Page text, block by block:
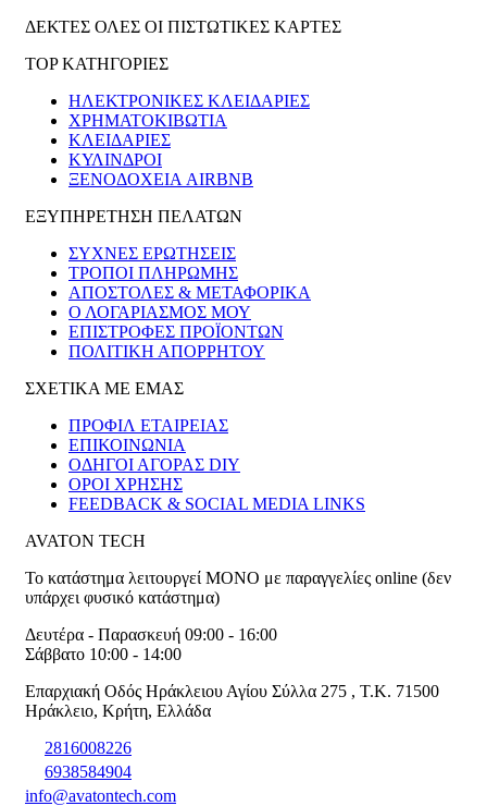
ΔΕΚΤΕΣ ΟΛΕΣ ΟΙ ΠΙΣΤΩΤΙΚΕΣ ΚΑΡΤΕΣ
TOP ΚΑΤΗΓΟΡΙΕΣ
ΗΛΕΚΤΡΟΝΙΚΈΣ ΚΛΕΙΔΑΡΙΈΣ
ΧΡΗΜΑΤΟΚΙΒΏΤΙΑ
ΚΛΕΙΔΑΡΙΈΣ
ΚΎΛΙΝΔΡΟΙ
ΞΕΝΟΔΟΧΕΊΑ AIRBNB
ΕΞΥΠΗΡΕΤΗΣΗ ΠΕΛΑΤΩΝ
ΣΥΧΝΕΣ ΕΡΩΤΗΣΕΙΣ
ΤΡΟΠΟΙ ΠΛΗΡΩΜΗΣ
ΑΠΟΣΤΟΛΕΣ & ΜΕΤΑΦΟΡΙΚΑ
Ο ΛΟΓΑΡΙΑΣΜΟΣ ΜΟΥ
ΕΠΙΣΤΡΟΦΕΣ ΠΡΟΪΟΝΤΩΝ
ΠΟΛΙΤΙΚΗ ΑΠΟΡΡΗΤΟΥ
ΣΧΕΤΙΚΑ ΜΕ ΕΜΑΣ
ΠΡΟΦΙΛ ΕΤΑΙΡΕΙΑΣ
ΕΠΙΚΟΙΝΩΝΙΑ
ΟΔΗΓΟΙ ΑΓΟΡΑΣ DIY
ΟΡΟΙ ΧΡΗΣΗΣ
FEEDBACK & SOCIAL MEDIA LINKS
AVATON TECH
Το κατάστημα λειτουργεί ΜΟΝΟ με παραγγελίες online (δεν
υπάρχει φυσικό κατάστημα)
Δευτέρα - Παρασκευή 09:00 - 16:00
Σάββατο 10:00 - 14:00
Επαρχιακή Οδός Ηράκλειου Αγίου Σύλλα 275 , T.K. 71500
Ηράκλειο, Κρήτη, Ελλάδα
2816008226
6938584904
info@avatontech.com